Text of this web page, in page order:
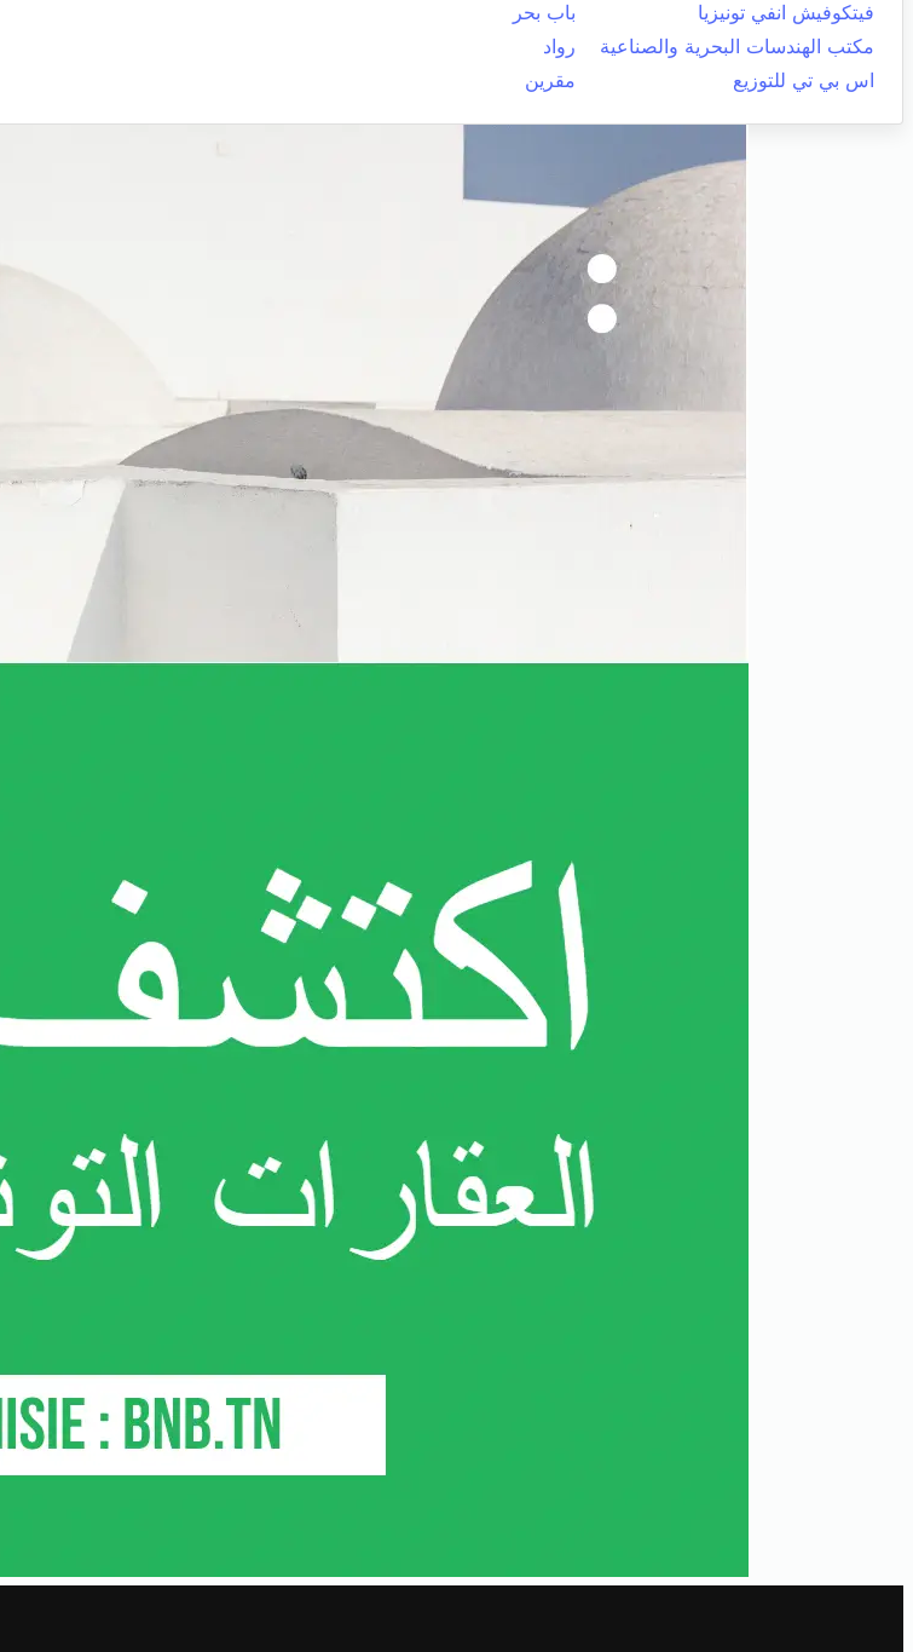
فيتكوفيش انفي تونيزيا
باب بحر
مكتب الهندسات البحرية والصناعية
رواد
اس بي تي للتوزيع
مقرين